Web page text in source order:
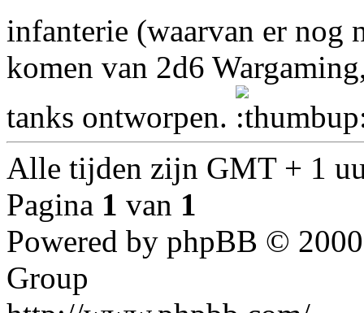
infanterie (waarvan er
komen van 2d6
tanks ontworpen.
Alle tijden zijn GMT + 1
Pagina 1 van 1
Powered by phpBB ©
Group